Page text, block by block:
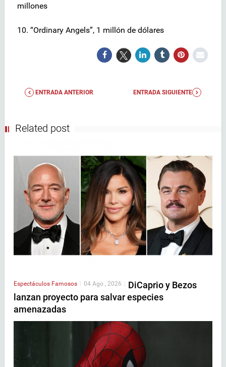
millones
10. “Ordinary Angels”, 1 millón de dólares
ENTRADA ANTERIOR ENTRADA SIGUIENTE
Related post
Espectáculos Famosos 04 Ago , 2026
DiCaprio y Bezos
lanzan proyecto para salvar especies
amenazadas